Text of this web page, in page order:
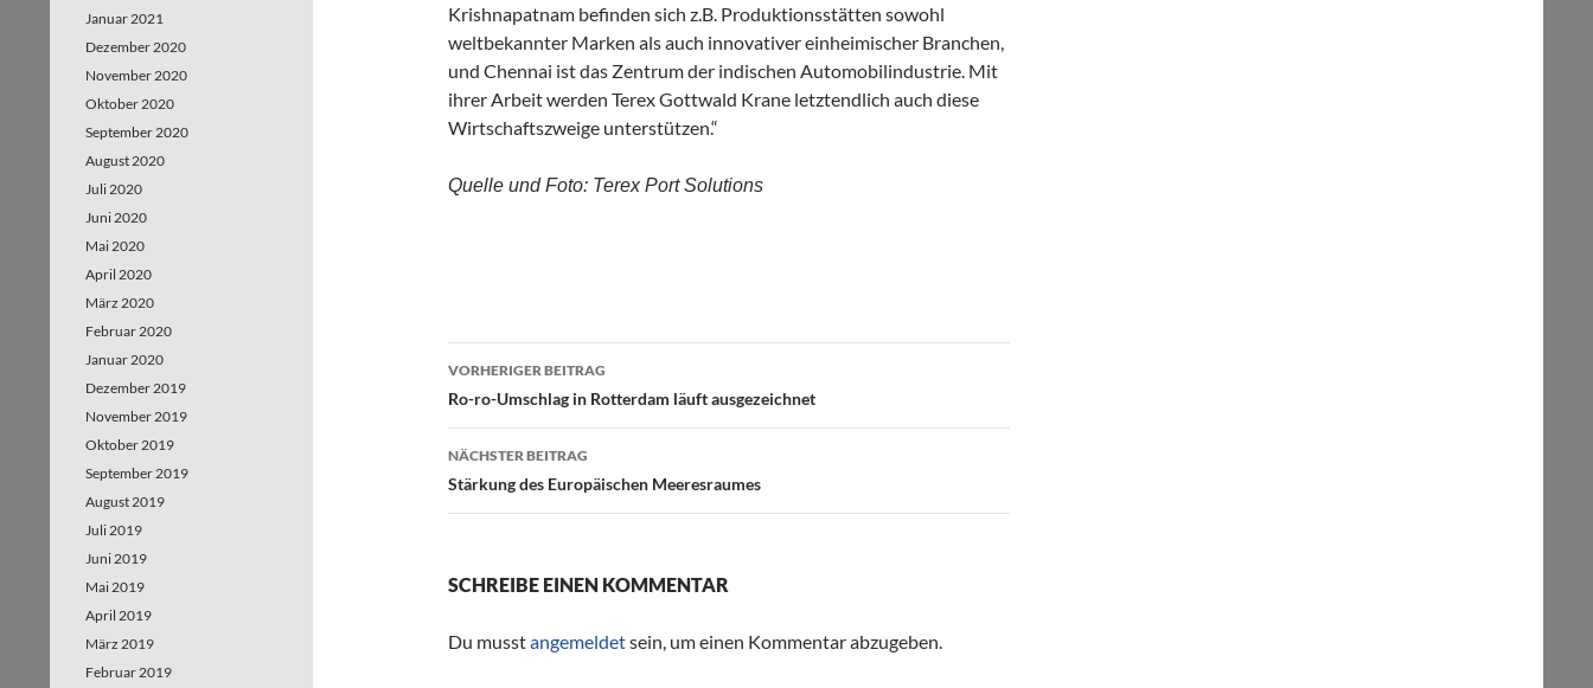
Krishnapatnam befinden sich z.B. Produktionsstätten sowohl
weltbekannter Marken als auch innovativer einheimischer Branchen,
und Chennai ist das Zentrum der indischen Automobil­industrie. Mit
ihrer Arbeit werden Terex Gottwald Krane letztendlich auch diese
Wirtschaftszweige unterstützen.“
Quelle und Foto: Terex Port Solutions
Beitragsnavigation
VORHERIGER BEITRAG
Ro-ro-Umschlag in Rotterdam läuft ausgezeichnet
NÄCHSTER BEITRAG
Stärkung des Europäischen Meeresraumes
SCHREIBE EINEN KOMMENTAR
Du musstangemeldetsein, um einen Kommentar abzugeben.
Januar 2021
Dezember 2020
November 2020
Oktober 2020
September 2020
August 2020
Juli 2020
Juni 2020
Mai 2020
April 2020
März 2020
Februar 2020
Januar 2020
Dezember 2019
November 2019
Oktober 2019
September 2019
August 2019
Juli 2019
Juni 2019
Mai 2019
April 2019
März 2019
Februar 2019